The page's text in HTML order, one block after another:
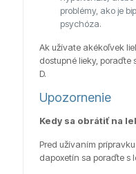
problémy, ako je
psychóza.
Ak užívate akékoľvek
dostupné lieky, poraďte
D.
Upozornenie
Kedy sa obrátiť na
Pred užívaním
dapoxetín sa poraďte s